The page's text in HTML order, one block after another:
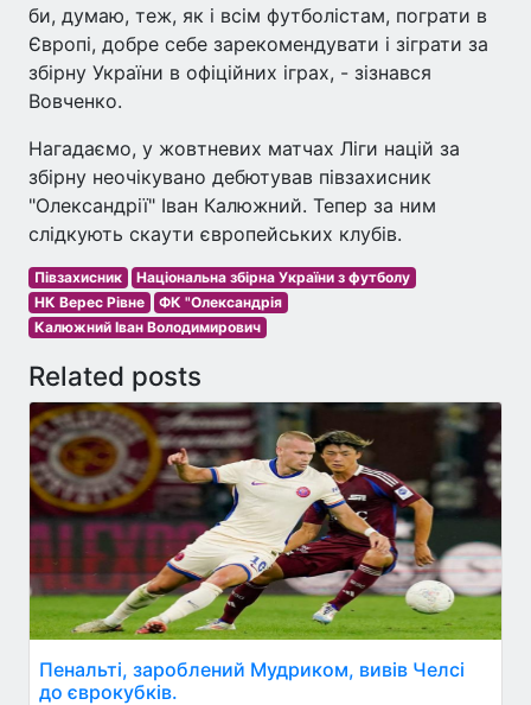
би, думаю, теж, як і всім футболістам, пограти в
Європі, добре себе зарекомендувати і зіграти за
збірну України в офіційних іграх, - зізнався
Вовченко.
Нагадаємо, у жовтневих матчах Ліги націй за
збірну неочікувано дебютував півзахисник
"Олександрії" Іван Калюжний. Тепер за ним
слідкують скаути європейських клубів.
Півзахисник
Національна збірна України з футболу
НК Верес Рівне
ФК "Олександрія
Калюжний Іван Володимирович
Related posts
Пенальті, зароблений Мудриком, вивів Челсі
до єврокубків.